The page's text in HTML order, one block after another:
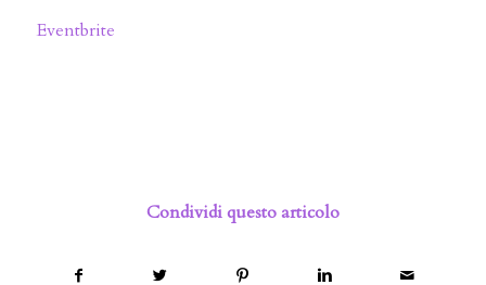
Eventbrite
Condividi questo articolo